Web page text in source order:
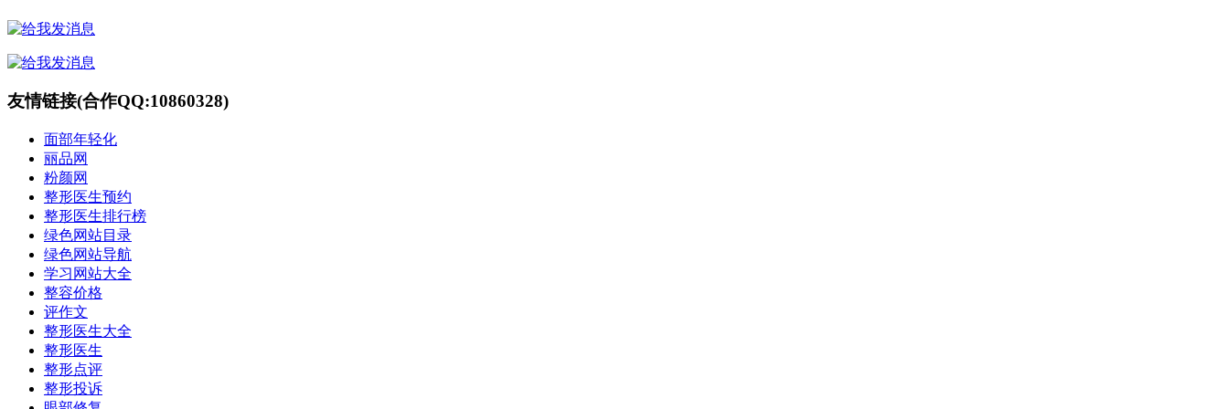
友情链接(合作QQ:10860328)
面部年轻化
丽品网
粉颜网
整形医生预约
整形医生排行榜
绿色网站目录
绿色网站导航
学习网站大全
整容价格
评作文
整形医生大全
整形医生
整形点评
整形投诉